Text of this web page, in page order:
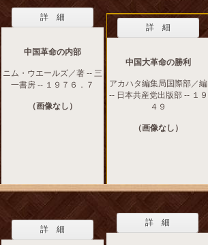
詳 細
中国革命の内部
ニム・ウエールズ／著 -- 三
一書房 -- １９７６．７
（画像なし）
詳 細
中国大革命の勝利
アカハタ編集局国際部／編
-- 日本共産党出版部 -- １９
４９
（画像なし）
詳 細
詳 細